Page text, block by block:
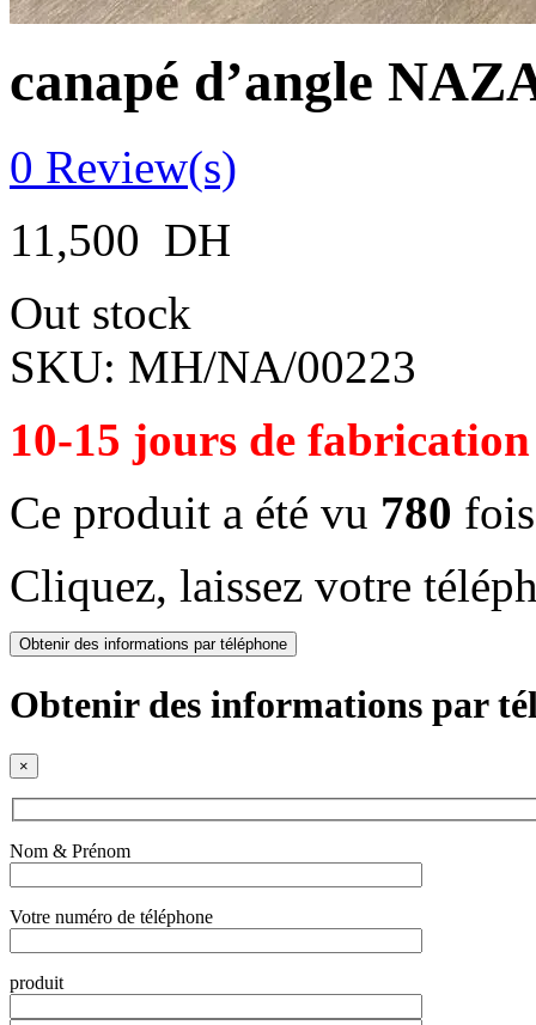
canapé d’angle
0 Review(s)
11,500 DH
Out stock
SKU: MH/NA/00223
10-15 jours de fabrication
Ce produit a été vu 780
Cliquez, laissez votre
Obtenir des informations par téléphone
Obtenir des informations par
×
Nom & Prénom
Votre numéro de téléphone
produit